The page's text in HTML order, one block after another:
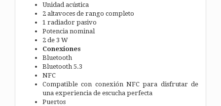
Unidad acústica
2 altavoces de rango completo
1 radiador pasivo
Potencia nominal
2 de 3 W
Conexiones
Bluetooth
Bluetooth 5.3
NFC
Compatible con conexión NFC para disfrutar de
una experiencia de escucha perfecta
Puertos